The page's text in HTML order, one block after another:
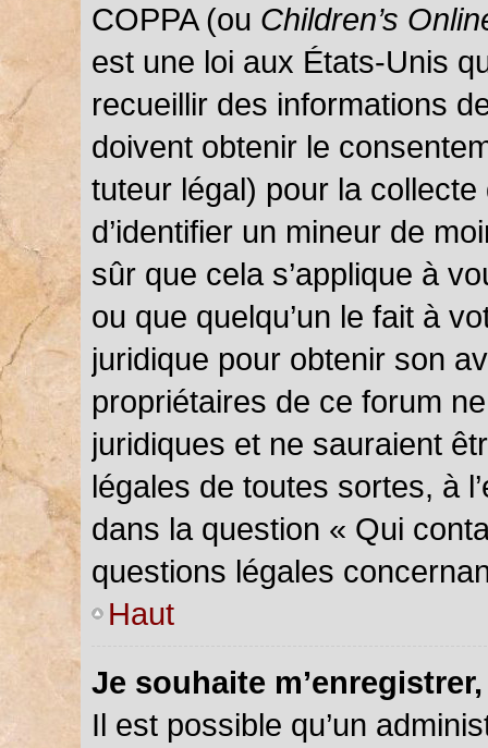
COPPA (ou Children’s
est une loi aux États-Unis
recueillir des informations
doivent obtenir le
tuteur légal) pour la
d’identifier un mineur de
sûr que cela s’applique à
ou que quelqu’un le fait à
juridique pour obtenir son
propriétaires de ce forum
juridiques et ne sauraient
légales de toutes sortes, à
dans la question « Qui
questions légales
Haut
Je souhaite
Il est possible qu’un